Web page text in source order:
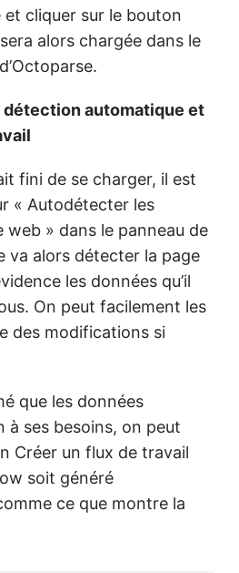
cliquer sur le bouton
alors chargée dans le
détection automatique et
fini de se charger, il est
« Autodétecter les
web » dans le panneau de
va alors détecter la page
les données qu’il
On peut facilement les
des modifications si
que les données
à ses besoins, on peut
Créer un flux de travail
soit généré
ce que montre la